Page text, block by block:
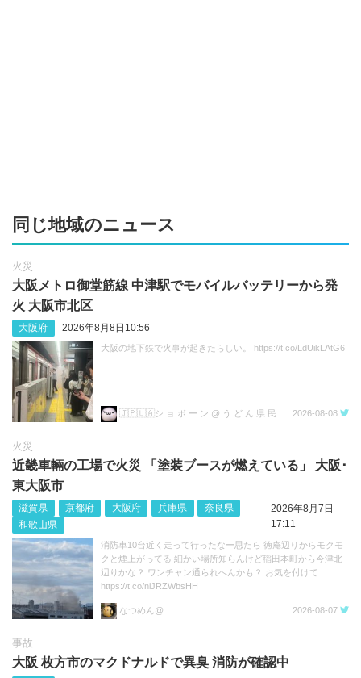
同じ地域のニュース
火災
大阪メトロ御堂筋線 中津駅でモバイルバッテリーから発
火 大阪市北区
大阪府 2026年8月8日10:56
大阪の地下鉄で火事が起きたらしい。 https://t.co/LdUikLAtG6
2026-08-08
火災
近畿車輛の工場で火災 「塗装ブースが燃えている」 大阪･
東大阪市
滋賀県 京都府 大阪府 兵庫県
奈良県
和歌山県
2026年8月7日
17:11
消防車10台近く走って行ったなー思たら 徳庵辺りからモクモ
クと煙上がってる 細かい場所知らんけど稲田本町から今津北
辺りかな？ ワンチャン通られへんかも？ お気を付けて
https://t.co/niJRZWbsHH
なつめん@ 2026-08-07
事故
大阪 枚方市のマクドナルドで異臭 消防が確認中